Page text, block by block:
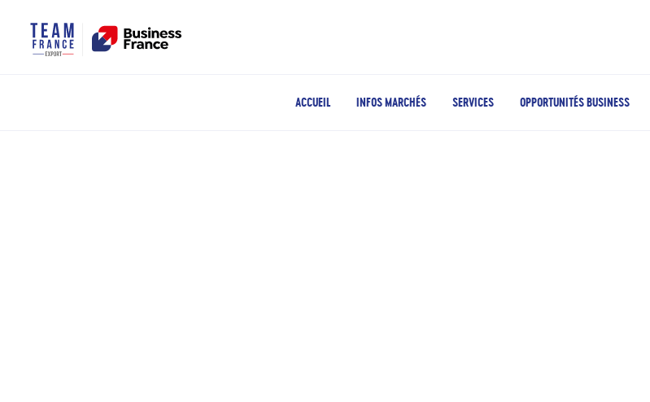
ACCUEIL INFOS MARCHÉS SERVICES OPPORTUNITÉS BUSINESS